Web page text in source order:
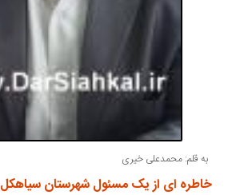
به قلم: محمدعلی خیری
خاطره ای از یک مسئول شهرستان سیاهکل